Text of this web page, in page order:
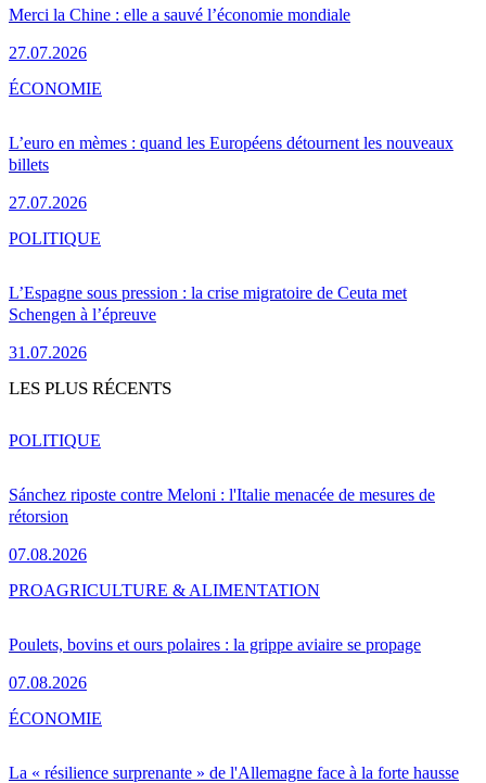
Merci la Chine : elle a sauvé l’économie mondiale
27.07.2026
L’euro en mèmes : quand les Européens détournent les nouveaux
billets
27.07.2026
ÉCONOMIE
L’Espagne sous pression : la crise migratoire de Ceuta met
Schengen à l’épreuve
31.07.2026
POLITIQUE
LES PLUS RÉCENTS
Sánchez riposte contre Meloni : l'Italie menacée de mesures de
rétorsion
07.08.2026
POLITIQUE
Poulets, bovins et ours polaires : la grippe aviaire se propage
07.08.2026
PROAGRICULTURE & ALIMENTATION
La « résilience surprenante » de l'Allemagne face à la forte hausse
ÉCONOMIE